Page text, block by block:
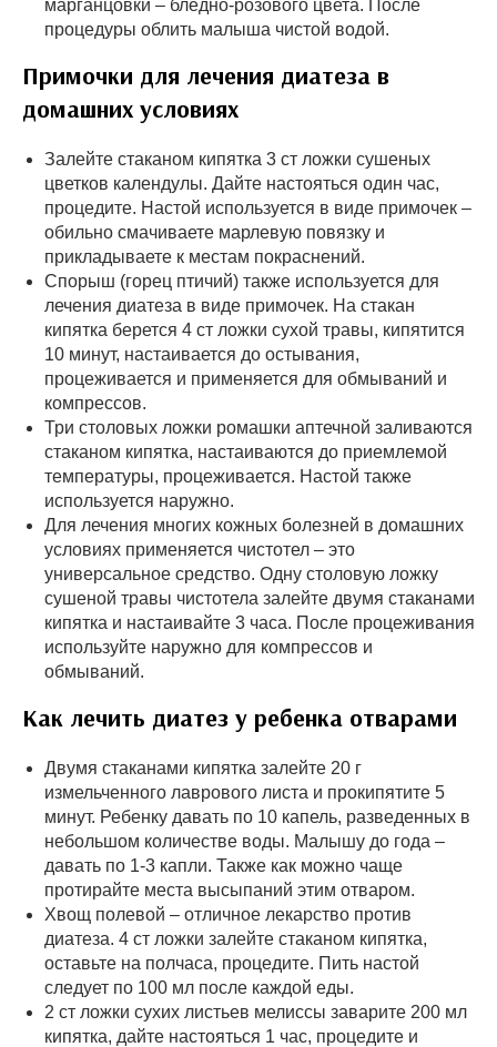
марганцовки – бледно-розового цвета. После
процедуры облить малыша чистой водой.
Примочки для лечения диатеза в
домашних условиях
Залейте стаканом кипятка 3 ст ложки сушеных
цветков календулы. Дайте настояться один час,
процедите. Настой используется в виде примочек –
обильно смачиваете марлевую повязку и
прикладываете к местам покраснений.
Спорыш (горец птичий) также используется для
лечения диатеза в виде примочек. На стакан
кипятка берется 4 ст ложки сухой травы, кипятится
10 минут, настаивается до остывания,
процеживается и применяется для обмываний и
компрессов.
Три столовых ложки ромашки аптечной заливаются
стаканом кипятка, настаиваются до приемлемой
температуры, процеживается. Настой также
используется наружно.
Для лечения многих кожных болезней в домашних
условиях применяется чистотел – это
универсальное средство. Одну столовую ложку
сушеной травы чистотела залейте двумя стаканами
кипятка и настаивайте 3 часа. После процеживания
используйте наружно для компрессов и
обмываний.
Как лечить диатез у ребенка отварами
Двумя стаканами кипятка залейте 20 г
измельченного лаврового листа и прокипятите 5
минут. Ребенку давать по 10 капель, разведенных в
небольшом количестве воды. Малышу до года –
давать по 1-3 капли. Также как можно чаще
протирайте места высыпаний этим отваром.
Хвощ полевой – отличное лекарство против
диатеза. 4 ст ложки залейте стаканом кипятка,
оставьте на полчаса, процедите. Пить настой
следует по 100 мл после каждой еды.
2 ст ложки сухих листьев мелиссы заварите 200 мл
кипятка, дайте настояться 1 час, процедите и